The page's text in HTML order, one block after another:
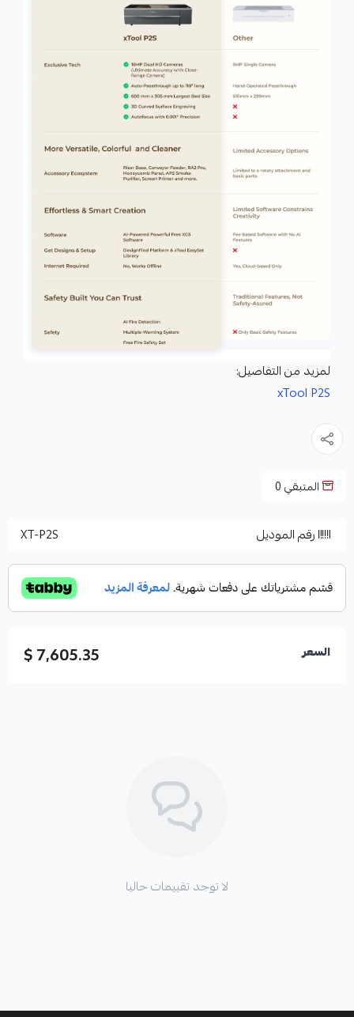
لمزيد من التفاصيل:
xTool P2S
المتبقي0
رقم الموديل XT-P2S
السعر 7,605.35 $
لا توجد تقييمات حاليا